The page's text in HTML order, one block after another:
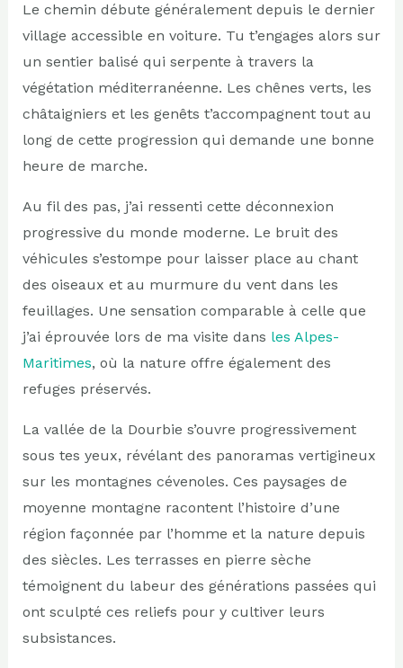
Le chemin débute généralement depuis le dernier
village accessible en voiture. Tu t’engages alors sur
un sentier balisé qui serpente à travers la
végétation méditerranéenne. Les chênes verts, les
châtaigniers et les genêts t’accompagnent tout au
long de cette progression qui demande une bonne
heure de marche.
Au fil des pas, j’ai ressenti cette déconnexion
progressive du monde moderne. Le bruit des
véhicules s’estompe pour laisser place au chant
des oiseaux et au murmure du vent dans les
feuillages. Une sensation comparable à celle que
j’ai éprouvée lors de ma visite dans les Alpes-
Maritimes, où la nature offre également des
refuges préservés.
La vallée de la Dourbie s’ouvre progressivement
sous tes yeux, révélant des panoramas vertigineux
sur les montagnes cévenoles. Ces paysages de
moyenne montagne racontent l’histoire d’une
région façonnée par l’homme et la nature depuis
des siècles. Les terrasses en pierre sèche
témoignent du labeur des générations passées qui
ont sculpté ces reliefs pour y cultiver leurs
subsistances.